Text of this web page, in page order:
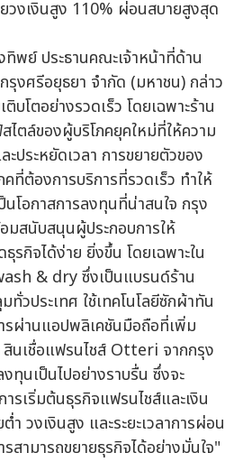
พย์ ประธานคณะเจ้าหน้าที่ด้าน
รุงศรีอยุธยา จำกัด (มหาชน) กล่าว
บโตอย่างรวดเร็ว โดยเฉพาะร้าน
ไตล์ของผู้บริโภคยุคใหม่ที่ให้ความ
ประหยัดเวลา การขยายตัวของ
ที่ต้องการบริการที่รวดเร็ว ทำให้
นโอกาสการลงทุนที่น่าสนใจ กรุง
มสนับสนุนผู้ประกอบการให้
รกิจได้ง่าย ยิ่งขึ้น โดยเฉพาะใน
& dry ซึ่งเป็นแบรนด์ร้าน
วประเทศ ใช้เทคโนโลยีซักผ้าทัน
รผ่านแอปพลิเคชันมือถือที่เพิ่ม
สินเชื่อแฟรนไชส์ Otteri จากกรุง
ทุนเป็นไปอย่างราบรื่น ซึ่งจะ
รเริ่มต้นธุรกิจแฟรนไชส์และเงิน
วงเงินสูง และระยะเวลาการผ่อน
สามารถขยายธุรกิจได้อย่างมั่นใจ"